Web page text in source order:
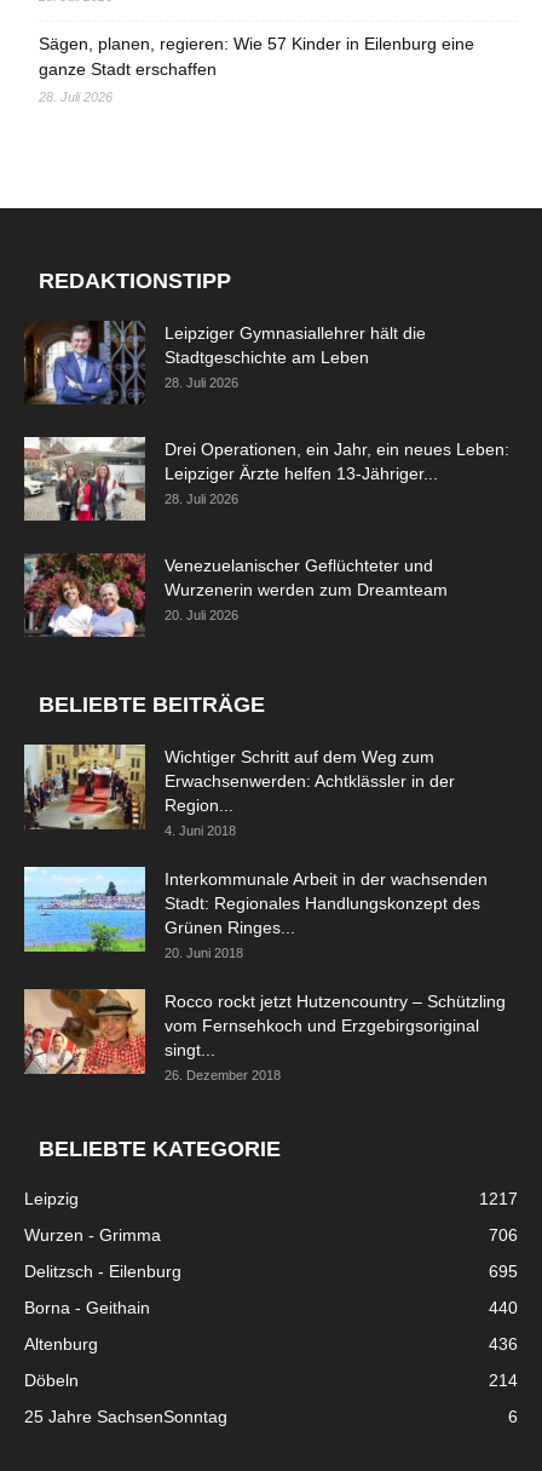
Sägen, planen, regieren: Wie 57 Kinder in Eilenburg eine
ganze Stadt erschaffen
28. Juli 2026
REDAKTIONSTIPP
Leipziger Gymnasiallehrer hält die
Stadtgeschichte am Leben
28. Juli 2026
Drei Operationen, ein Jahr, ein neues Leben:
Leipziger Ärzte helfen 13-Jähriger...
28. Juli 2026
Venezuelanischer Geflüchteter und
Wurzenerin werden zum Dreamteam
20. Juli 2026
BELIEBTE BEITRÄGE
Wichtiger Schritt auf dem Weg zum
Erwachsenwerden: Achtklässler in der
Region...
4. Juni 2018
Interkommunale Arbeit in der wachsenden
Stadt: Regionales Handlungskonzept des
Grünen Ringes...
20. Juni 2018
Rocco rockt jetzt Hutzencountry – Schützling
vom Fernsehkoch und Erzgebirgsoriginal
singt...
26. Dezember 2018
BELIEBTE KATEGORIE
Leipzig
1217
Wurzen - Grimma
706
Delitzsch - Eilenburg
695
Borna - Geithain
440
Altenburg
436
Döbeln
214
25 Jahre SachsenSonntag
6